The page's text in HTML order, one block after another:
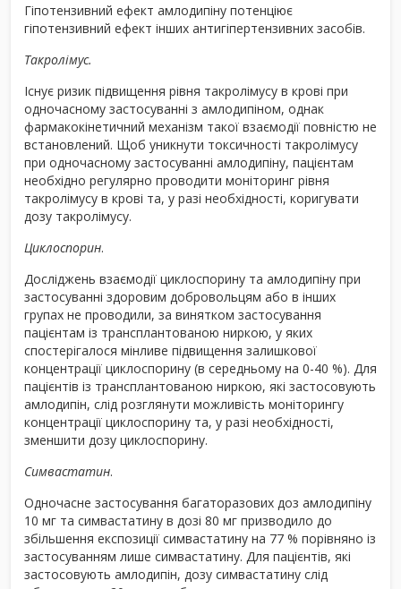
Гіпотензивний ефект амлодипіну потенціює
гіпотензивний ефект інших антигіпертензивних засобів.
Такролімус.
Існує ризик підвищення рівня такролімусу в крові при
одночасному застосуванні з амлодипіном, однак
фармакокінетичний механізм такої взаємодії повністю не
встановлений. Щоб уникнути токсичності такролімусу
при одночасному застосуванні амлодипіну, пацієнтам
необхідно регулярно проводити моніторинг рівня
такролімусу в крові та, у разі необхідності, коригувати
дозу такролімусу.
Циклоспорин.
Досліджень взаємодії циклоспорину та амлодипіну при
застосуванні здоровим добровольцям або в інших
групах не проводили, за винятком застосування
пацієнтам із трансплантованою ниркою, у яких
спостерігалося мінливе підвищення залишкової
концентрації циклоспорину (в середньому на 0-40 %). Для
пацієнтів із трансплантованою ниркою, які застосовують
амлодипін, слід розглянути можливість моніторингу
концентрації циклоспорину та, у разі необхідності,
зменшити дозу циклоспорину.
Симвастатин.
Одночасне застосування багаторазових доз амлодипіну
10 мг та симвастатину в дозі 80 мг призводило до
збільшення експозиції симвастатину на 77 % порівняно із
застосуванням лише симвастатину. Для пацієнтів, які
застосовують амлодипін, дозу симвастатину слід